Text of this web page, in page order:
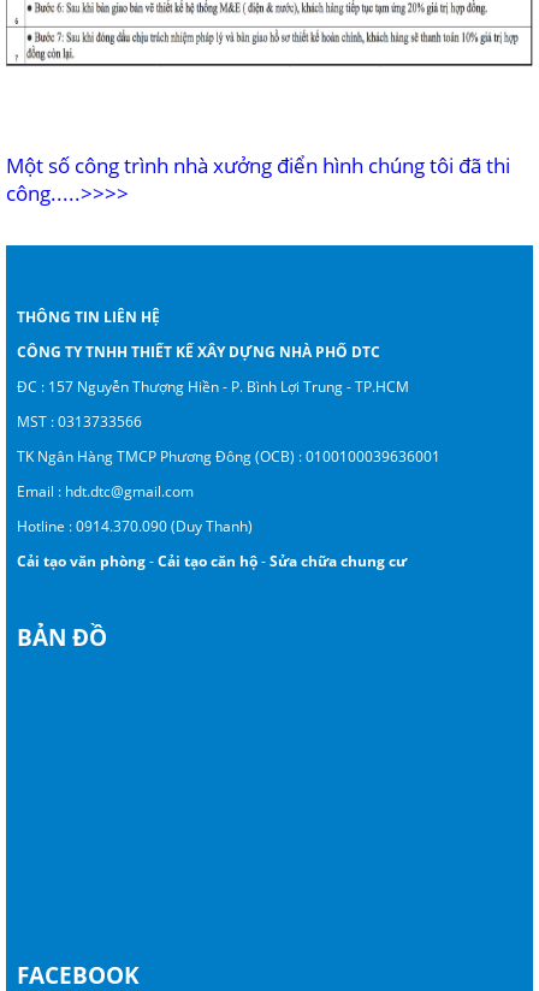
Một số công trình nhà xưởng điển hình chúng tôi đã thi
công.....>>>>
THÔNG TIN LIÊN HỆ
CÔNG TY TNHH THIẾT KẾ XÂY DỰNG NHÀ PHỐ DTC
ĐC : 157 Nguyễn Thượng Hiền - P. Bình Lợi Trung - TP.HCM
MST : 0313733566
TK Ngân Hàng TMCP Phương Đông (OCB) : 0100100039636001
Email : hdt.dtc@gmail.com
Hotline :0914.370.090 (Duy Thanh)
Cải tạo văn phòng-Cải tạo căn hộ-Sửa chữa chung cư
BẢN ĐỒ
FACEBOOK